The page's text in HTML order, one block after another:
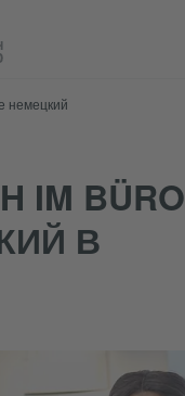
немецкий
IM BÜRO
В